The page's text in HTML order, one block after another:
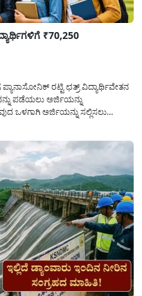
₹70,250
ರಟ್ಟಿ ಛತ್ರ್ ವಿದ್ಯಾರ್ಥಿವೇತನ
ಪಡೆಯಲು ಅರ್ಜಿಯನ್ನು
ಒಳಗಾಗಿ ಅರ್ಜಿಯನ್ನು ಸಲ್ಲಿಸಲು